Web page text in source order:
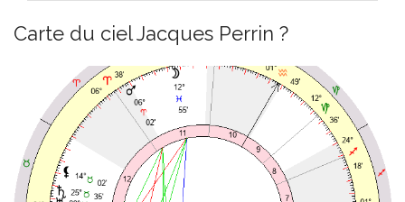
Carte du ciel Jacques Perrin ?